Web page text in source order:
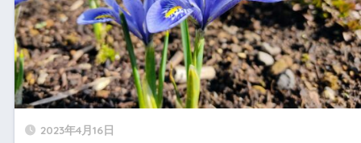
2023年4月16日